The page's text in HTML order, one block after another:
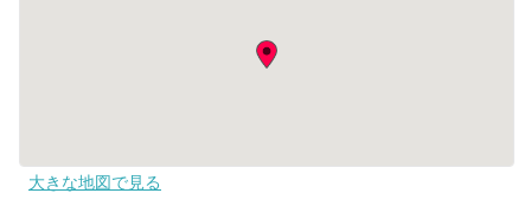
大きな地図で見る